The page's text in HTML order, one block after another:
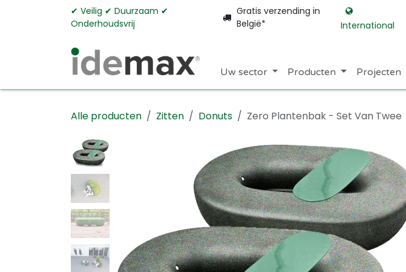
Overslaan naar inhoud✔︎ Veilig ✔︎ Duurzaam ✔︎
Onderhoudsvrij
Gratis verzending in
België*
International
Uw sector Producten Projecten
Alle producten Zitten Donuts Zero Plantenbak - Set Van Twee